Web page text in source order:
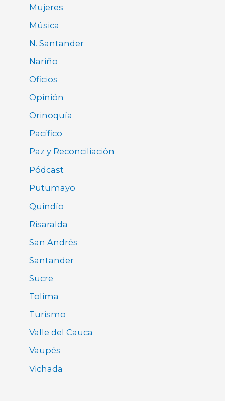
Mujeres
Música
N. Santander
Nariño
Oficios
Opinión
Orinoquía
Pacífico
Paz y Reconciliación
Pódcast
Putumayo
Quindío
Risaralda
San Andrés
Santander
Sucre
Tolima
Turismo
Valle del Cauca
Vaupés
Vichada